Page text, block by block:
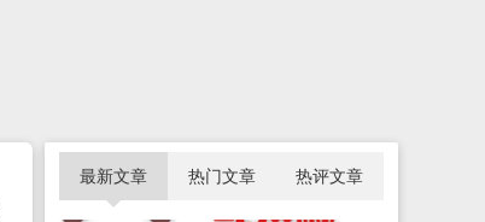
最新文章 热门文章 热评文章